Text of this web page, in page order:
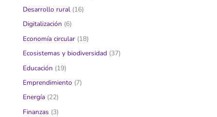
Desarrollo rural (16)
Digitalización (6)
Economía circular (18)
Ecosistemas y biodiversidad (37)
Educación (19)
Emprendimiento (7)
Energía (22)
Finanzas (3)